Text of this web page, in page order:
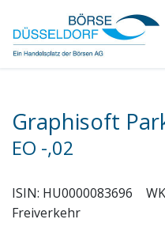
Graphisoft
EO -,02
ISIN: HU0000083696
Freiverkehr